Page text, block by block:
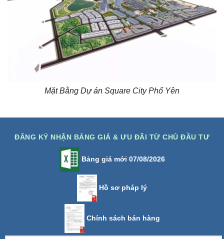
Mặt Bằng Dự án Square City Phổ Yên
ĐĂNG KÝ NHẬN BẢNG GIÁ & ƯU ĐÃI TỪ CHỦ ĐẦU TƯ
Bảng giá mới 07/08/2026
Hồ sơ pháp lý
Chính sách bán hàng